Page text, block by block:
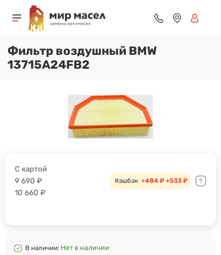
Фильтр воздушный BMW
13715A24FB2
С картой
9 690 ₽
10 660 ₽
Кэшбэк +484 ₽ +533 ₽
В наличии: Нет в наличии